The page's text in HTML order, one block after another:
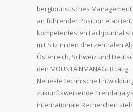
bergtouristisches
an führender Position etabliert.
kompetentesten
mit Sitz in den drei zentralen
Österreich, Schweiz und
den MOUNTAINMANAGER tätig.
Neueste technische
zukunftsweisende
internationale Recherchen